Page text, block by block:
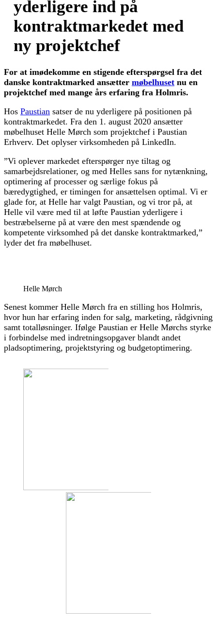
yderligere ind på
kontraktmarkedet med
ny projektchef
For at imødekomme en stigende efterspørgsel fra det
danske kontraktmarked ansætter møbelhuset nu en
projektchef med mange års erfaring fra Holmris.
Hos Paustian satser de nu yderligere på positionen på
kontraktmarkedet. Fra den 1. august 2020 ansætter
møbelhuset Helle Mørch som projektchef i Paustian
Erhverv. Det oplyser virksomheden på LinkedIn.
”Vi oplever markedet efterspørger nye tiltag og
samarbejdsrelationer, og med Helles sans for nytænkning,
optimering af processer og særlige fokus på
bæredygtighed, er timingen for ansættelsen optimal. Vi er
glade for, at Helle har valgt Paustian, og vi tror på, at
Helle vil være med til at løfte Paustian yderligere i
bestræbelserne på at være den mest spændende og
kompetente virksomhed på det danske kontraktmarked,”
lyder det fra møbelhuset.
Helle Mørch
Senest kommer Helle Mørch fra en stilling hos Holmris,
hvor hun har erfaring inden for salg, marketing, rådgivning
samt totalløsninger. Ifølge Paustian er Helle Mørchs styrke
i forbindelse med indretningsopgaver blandt andet
pladsoptimering, projektstyring og budgetoptimering.